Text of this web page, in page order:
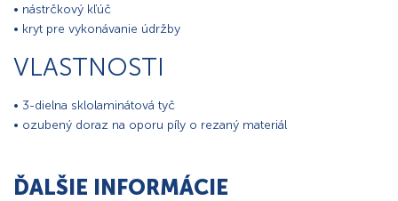
• nástrčkový kľúč
• kryt pre vykonávanie údržby
VLASTNOSTI
• 3-dielna sklolaminátová tyč
• ozubený doraz na oporu píly o rezaný materiál
ĎALŠIE INFORMÁCIE